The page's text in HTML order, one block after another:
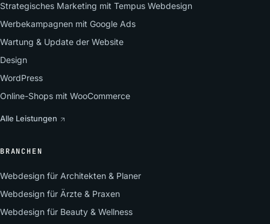
Strategisches Marketing mit Tempus Webdesign
Werbekampagnen mit Google Ads
Wartung & Update der Website
Design
WordPress
Online-Shops mit WooCommerce
Alle Leistungen
BRANCHEN
Webdesign für Architekten & Planer
Webdesign für Ärzte & Praxen
Webdesign für Beauty & Wellness